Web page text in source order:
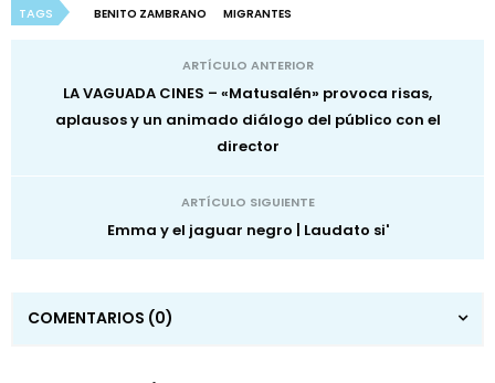
TAGS BENITO ZAMBRANO MIGRANTES
ARTÍCULO ANTERIOR
LA VAGUADA CINES – «Matusalén» provoca risas,
aplausos y un animado diálogo del público con el
director
ARTÍCULO SIGUIENTE
Emma y el jaguar negro | Laudato si'
COMENTARIOS (0)